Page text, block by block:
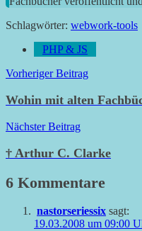
Schlagwörter: webwork-tools
PHP & JS
Beitragsnavigation
Vorheriger Beitrag
Wohin mit alten
Nächster Beitrag
† Arthur C. Clarke
6 Kommentare
nastorseriessix sagt:
19.03.2008 um 09:00